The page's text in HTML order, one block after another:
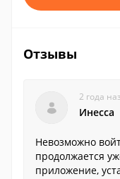
Отзывы
2 года
Инесса
Невозможно
продолжается
приложение,